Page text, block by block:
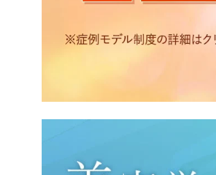
・医療サービスの提供に関す
・サービス向上を目的とした
・Cookie等の技術を用いたア
・閲覧記録等から趣味・嗜好を
・お問い合わせ又はご意見の